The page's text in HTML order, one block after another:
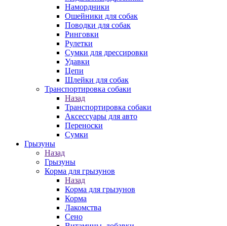
Намордники
Ошейники для собак
Поводки для собак
Ринговки
Рулетки
Сумки для дрессировки
Удавки
Цепи
Шлейки для собак
Транспортировка собаки
Назад
Транспортировка собаки
Аксессуары для авто
Переноски
Сумки
Грызуны
Назад
Грызуны
Корма для грызунов
Назад
Корма для грызунов
Корма
Лакомства
Сено